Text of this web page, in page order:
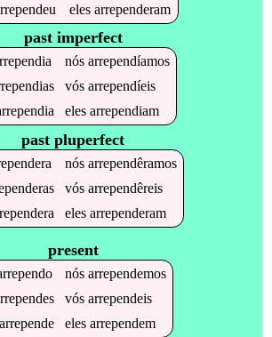
elesarrependeram
past imperfect
nós arrependíamos
vós arrependíeis
eles arrependiam
past pluperfect
nós arrependêramos
vós arrependêreis
eles arrependeram
present
nós arrependemos
vós arrependeis
arrepende eles arrependem